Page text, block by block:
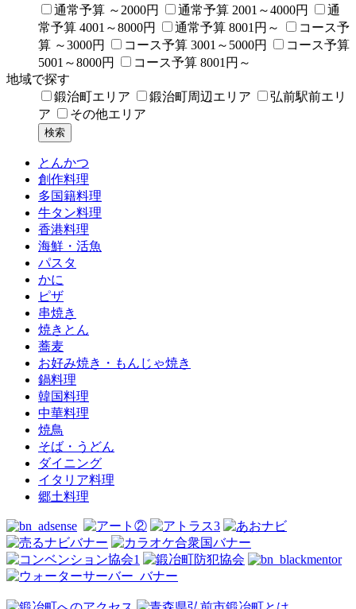
通常予算 ～2000円 通常予算 2001～4000円
通
常予算 4001～8000円
通常予算 8001円～
コース予
算 ～3000円
コース予算 3001～5000円
コース予算
5001～8000円
コース予算 8001円～
地域で探す
鍛治町エリア
鍛治町周辺エリア
弘前駅前エリ
ア
その他エリア
とんかつ
創作料理
多国籍料理
牛タン料理
香港料理
海鮮・活魚
パスタ
かに
ピザ
串焼き
焼きとん
蕎麦
お好み焼き・もんじゃ焼き
鍋料理
韓国料理
中華料理
焼鳥
そば・うどん
ダイニング
イタリア料理
郷土料理